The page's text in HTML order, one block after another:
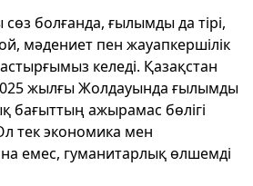
болғанда, ғылымды да тірі,
мәдениет пен жауапкершілік
келеді. Қазақстан
жылғы Жолдауында ғылымды
бағыттың ажырамас бөлігі
тек экономика мен
емес, гуманитарлық өлшемді